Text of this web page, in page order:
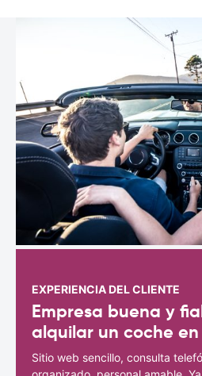
EXPERIENCIA DEL CLIENTE
Empresa buena y
alquilar un coche
Sitio web sencillo, consulta